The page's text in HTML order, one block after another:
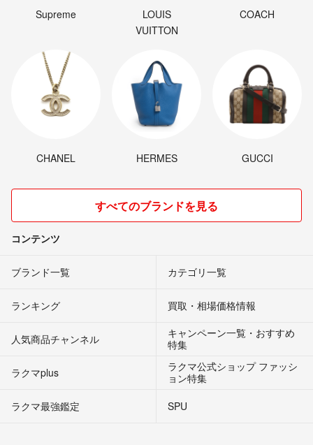
Supreme
LOUIS
VUITTON
COACH
CHANEL HERMES GUCCI
すべてのブランドを見る
コンテンツ
ブランド一覧 カテゴリ一覧
ランキング 買取・相場価格情報
人気商品チャンネル
キャンペーン一覧・おすすめ
特集
ラクマplus
ラクマ公式ショップ ファッシ
ョン特集
ラクマ最強鑑定
SPU